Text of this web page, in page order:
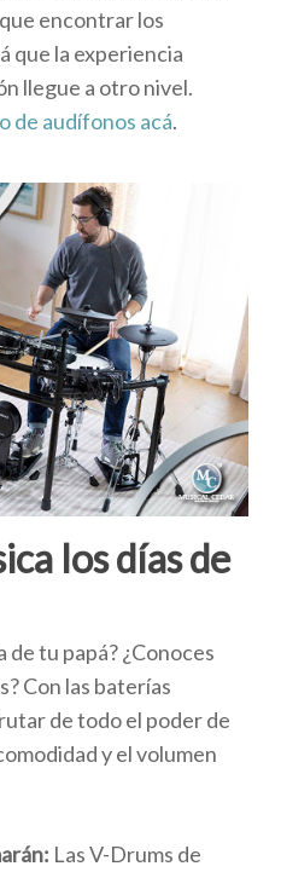
encontrar los
que la experiencia
llegue a otro nivel.
de audífonos acá.
los días de
de tu papá? ¿Conoces
Con las baterías
de todo el poder de
y el volumen
Las V-Drums de